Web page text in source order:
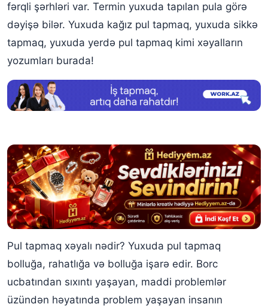
fərqli şərhləri var. Termin yuxuda tapılan pula görə
dəyişə bilər. Yuxuda kağız pul tapmaq, yuxuda sikkə
tapmaq, yuxuda yerdə pul tapmaq kimi xəyalların
yozumları burada!
Pul tapmaq xəyalı nədir? Yuxuda pul tapmaq
bolluğa, rahatlığa və bolluğa işarə edir. Borc
ucbatından sıxıntı yaşayan, maddi problemlər
üzündən həyatında problem yaşayan insanın